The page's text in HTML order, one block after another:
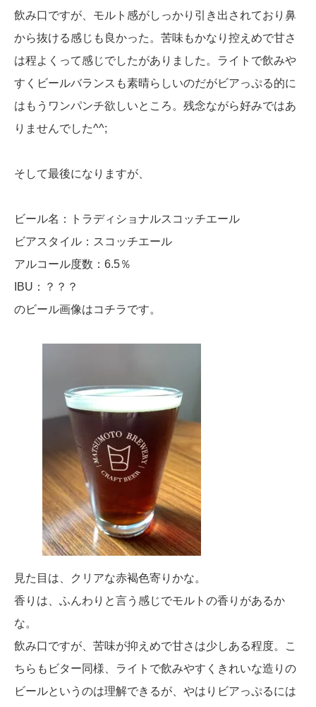
飲み口ですが、モルト感がしっかり引き出されており鼻
から抜ける感じも良かった。苦味もかなり控えめで甘さ
は程よくって感じでしたがありました。ライトで飲みや
すくビールバランスも素晴らしいのだがビアっぷる的に
はもうワンパンチ欲しいところ。残念ながら好みではあ
りませんでした^^;
そして最後になりますが、
ビール名：トラディショナルスコッチエール
ビアスタイル：スコッチエール
アルコール度数：6.5％
IBU：？？？
のビール画像はコチラです。
見た目は、クリアな赤褐色寄りかな。
香りは、ふんわりと言う感じでモルトの香りがあるか
な。
飲み口ですが、苦味が抑えめで甘さは少しある程度。こ
ちらもビター同様、ライトで飲みやすくきれいな造りの
ビールというのは理解できるが、やはりビアっぷるには